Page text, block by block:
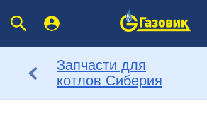
Запчасти для
котлов Сиберия